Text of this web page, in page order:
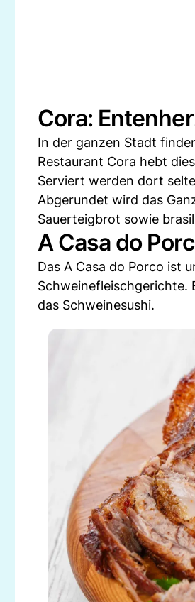
Cora:
In der ganzen Stadt
Restaurant Cora hebt
Serviert werden dort
Abgerundet wird das
Sauerteigbrot sowie
A Casa do
Das A Casa do Porco ist
Schweinefleischgerichte.
das Schweinesushi.